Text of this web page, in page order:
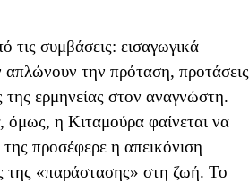
συμβάσεις: εισαγωγικά
την πρόταση, προτάσεις
ερμηνείας στον αναγνώστη.
, όμως, η Κιταμούρα φαίνεται να
της προσέφερε η απεικόνιση
της «παράστασης» στη ζωή. Το